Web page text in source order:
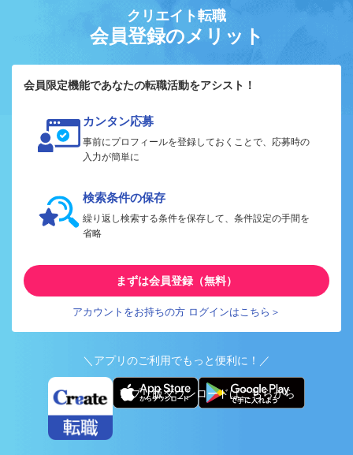
クリエイト転職
会員登録のメリット
会員限定機能であなたの転職活動をアシスト！
カンタン応募
事前にプロフィールを登録しておくことで、応募時の
入力が簡単に
検索条件の保存
繰り返し検索する条件を保存して、条件設定の手間を
省略
まずは会員登録（無料）
アカウントをお持ちの方 ログインはこちら＞
＼アプリのご利用でもっと便利に！／
アプリ版ダウンロードはこちらから